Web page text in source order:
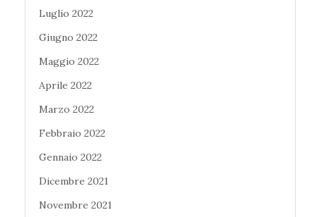
Luglio 2022
Giugno 2022
Maggio 2022
Aprile 2022
Marzo 2022
Febbraio 2022
Gennaio 2022
Dicembre 2021
Novembre 2021